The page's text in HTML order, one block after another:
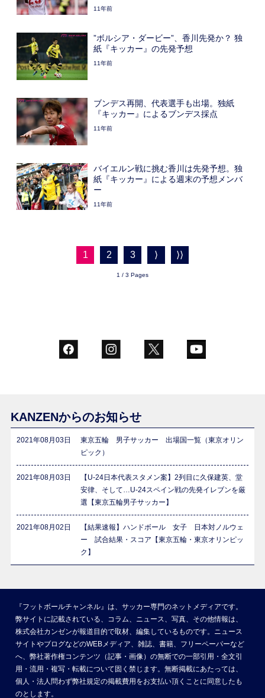
11年前
”ボルシア・ダービー”、香川先発か？ 独
紙『キッカー』の先発予想
11年前
ブンデス再開、代表選手も出場。独紙
『キッカー』によるブンデス採点
11年前
バイエルン戦に挑む香川は先発予想。独
紙『キッカー』による週末の予想メンバ
ー
11年前
1 2 3 ⟩ ⟩⟩
1 / 3 Pages
KANZENからのお知らせ
2021年08月03日
東京五輪 男子サッカー 出場国一覧（東京オリン
ピック）
2021年08月03日
【U-24日本代表スタメン案】2列目に久保建英、堂
安律、そして…U-24スペイン戦の先発イレブンを厳
選【東京五輪男子サッカー】
2021年08月02日
【結果速報】ハンドボール 女子 日本対ノルウェ
ー 試合結果・スコア【東京五輪・東京オリンピッ
ク】
『フットボールチャンネル』は、サッカー専門のネットメディアです。
弊サイトに記載されている、コラム、ニュース、写真、その他情報は、
株式会社カンゼンが報道目的で取材、編集しているものです。ニュース
サイトやブログなどのWEBメディア、雑誌、書籍、フリーペーパーなど
へ、弊社著作権コンテンツ（記事・画像）の無断での一部引用・全文引
用・流用・複写・転載について固く禁じます。無断掲載にあたっては、
個人・法人問わず弊社規定の掲載費用をお支払い頂くことに同意したも
のとします。